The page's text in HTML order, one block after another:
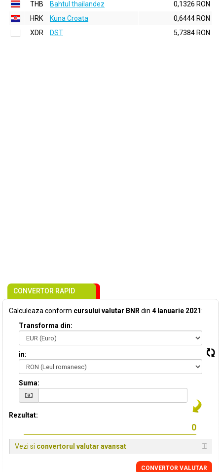
THB
Bahtul thailandez
0,1326 RON
HRK
Kuna Croata
0,6444 RON
XDR
DST 5,7384 RON
CONVERTOR RAPID
Calculeaza conform cursului valutar BNR din 4 Ianuarie 2021:
Transforma din:
in:
Suma:
Rezultat:
Vezi si convertorul valutar avansat
CONVERTOR VALUTAR